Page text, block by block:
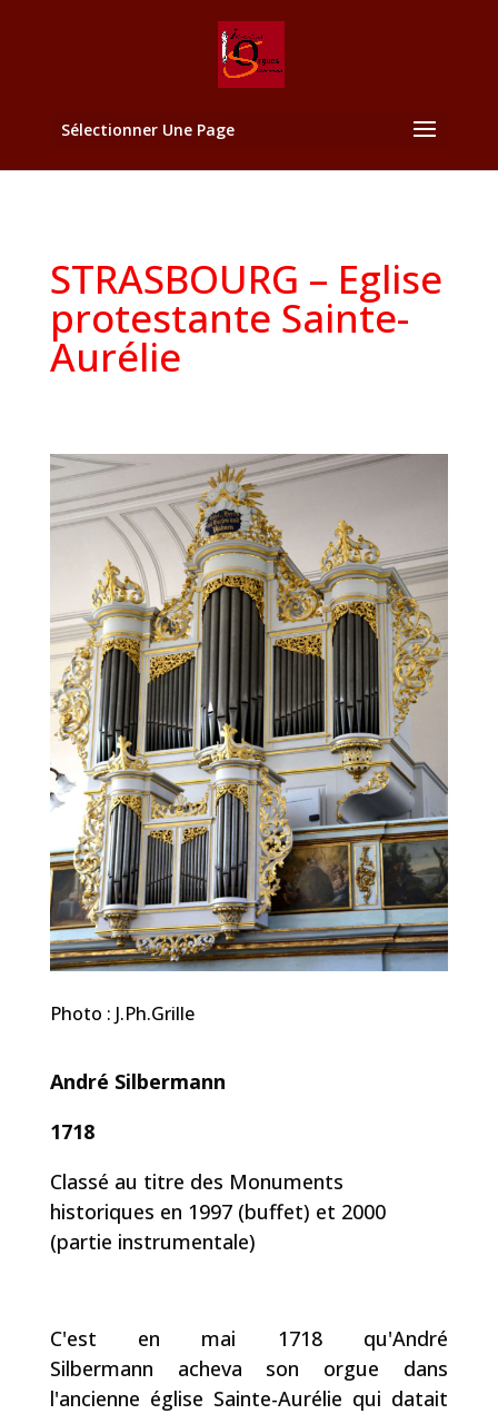
Sélectionner Une Page
STRASBOURG – Eglise
protestante Sainte-
Aurélie
Photo : J.Ph.Grille
André Silbermann
1718
Classé au titre des Monuments
historiques en 1997 (buffet) et 2000
(partie instrumentale)
C'est en mai 1718qu'André
Silbermann acheva son orgue dans
l'ancienne église Sainte-Aurélie qui datait